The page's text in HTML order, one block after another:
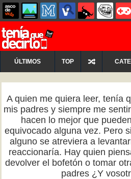
ÚLTIMOS TOP
A quien me quiera leer, tenía
mis padres y siempre me
hacen lo mejor que
equivocado alguna vez. Pero
alguno se atreviera a
reaccionaría. Hay quien
devolver el bofetón o tomar
padres ¿Y